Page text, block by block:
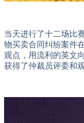
当天进行了十二场比
物买卖合同纠纷案件
观点，用流利的英文
获得了仲裁员评委和